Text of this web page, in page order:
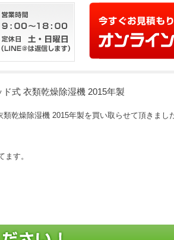
式 衣類乾燥除湿機 2015年製
乾燥除湿機 2015年製を買い取らせて頂きまし
す。